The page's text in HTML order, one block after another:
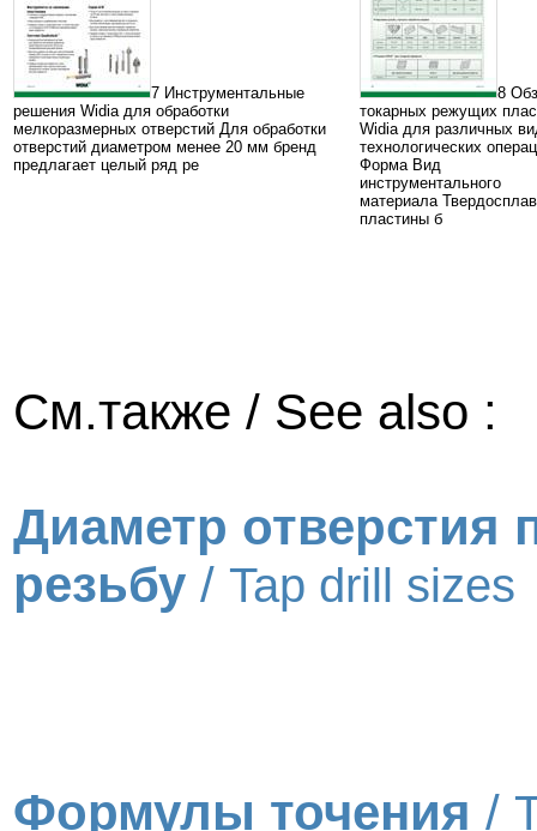
7 Инструментальные
решения Widia для обработки
мелкоразмерных отверстий Для обработки
отверстий диаметром менее 20 мм бренд
предлагает целый ряд ре
8
токарных режущих
Widia для различных
технологических
Форма Вид
инструментального
материала
пластины б
См.также / See also :
Диаметр отверстия
резьбу / Tap drill sizes
Формулы точения /